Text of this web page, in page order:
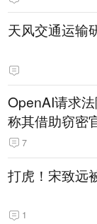
天风交通运输
OpenAI请求
称其借助窃密
7
打虎！宋致远
1